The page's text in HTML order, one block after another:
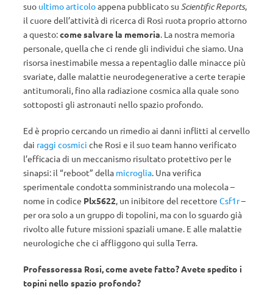
suo ultimo articoloappena pubblicato su Scientific Reports,
il cuore dell’attività di ricerca di Rosi ruota proprio attorno
a questo:come salvare la memoria. La nostra memoria
personale, quella che ci rende gli individui che siamo. Una
risorsa inestimabile messa a repentaglio dalle minacce più
svariate, dalle malattie neurodegenerative a certe terapie
antitumorali, fino alla radiazione cosmica alla quale sono
sottoposti gli astronauti nello spazio profondo.
Ed è proprio cercando un rimedio ai danni inflitti al cervello
dai raggi cosmici che Rosi e il suo team hanno verificato
l’efficacia di un meccanismo risultato protettivo per le
sinapsi: il “reboot” della microglia. Una verifica
sperimentale condotta somministrando una molecola –
nome in codice Plx5622, un inibitore del recettore Csf1r–
per ora solo a un gruppo di topolini, ma con lo sguardo già
rivolto alle future missioni spaziali umane. E alle malattie
neurologiche che ci affliggono qui sulla Terra.
Professoressa Rosi, come avete fatto? Avete spedito i
topini nello spazio profondo?